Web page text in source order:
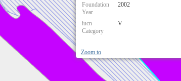
Foundation
Year
2002
iucn
Category
V
Zoom to